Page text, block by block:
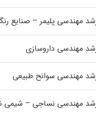
مهندسی پلیمر – صنایع
مهندسی داروسازی
مهندسی سوانح طبیعی
مهندسی نساجی – شیمی